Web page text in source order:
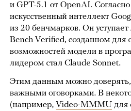
и GPT-5.1 от OpenAI.
искусственный интеллект
из 20 бенчмарков. Он
Bench Verified, созданном для
возможностей модели в
лидером стал Claude Sonnet.
Этим данным можно
важными оговорками. В
(например, Video-MMMU для